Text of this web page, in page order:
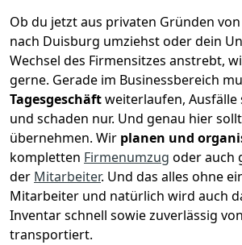
Ob du jetzt aus privaten Gründen
nach Duisburg umziehst oder dein
Wechsel des Firmensitzes anstrebt,
gerne. Gerade im Businessbereich
Tagesgeschäftweiterlaufen,
und schaden nur. Und genau hier
übernehmen. Wir planen und
kompletten Firmenumzug oder auch
der Mitarbeiter. Und das alles ohne
Mitarbeiter und natürlich wird auch
Inventar schnell sowie zuverlässig
transportiert.